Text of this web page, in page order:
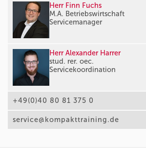
Herr Finn Fuchs
M.A. Betriebswirtschaft
Servicemanager
Herr Alexander Harrer
stud. rer. oec.
Servicekoordination
+49(0)40 80 81 375 0
service@kompakttraining.de